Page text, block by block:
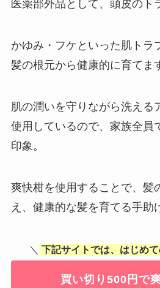
医薬部外品として、頭皮のト
かゆみ・フケといった肌トラ
髪の根元から健康的に育てま
肌の潤いを守りながら洗える
使用しているので、家族全員
印象。
爽快柑を使用することで、髪
え、健康的な髪を育てる手助
＼ 下記サイトでは、はじめ
買い切り500円で